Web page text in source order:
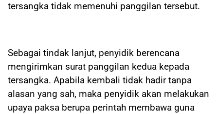
tersangka tidak memenuhi panggilan tersebut.
Sebagai tindak lanjut, penyidik berencana
mengirimkan surat panggilan kedua kepada
tersangka. Apabila kembali tidak hadir tanpa
alasan yang sah, maka penyidik akan melakukan
upaya paksa berupa perintah membawa guna